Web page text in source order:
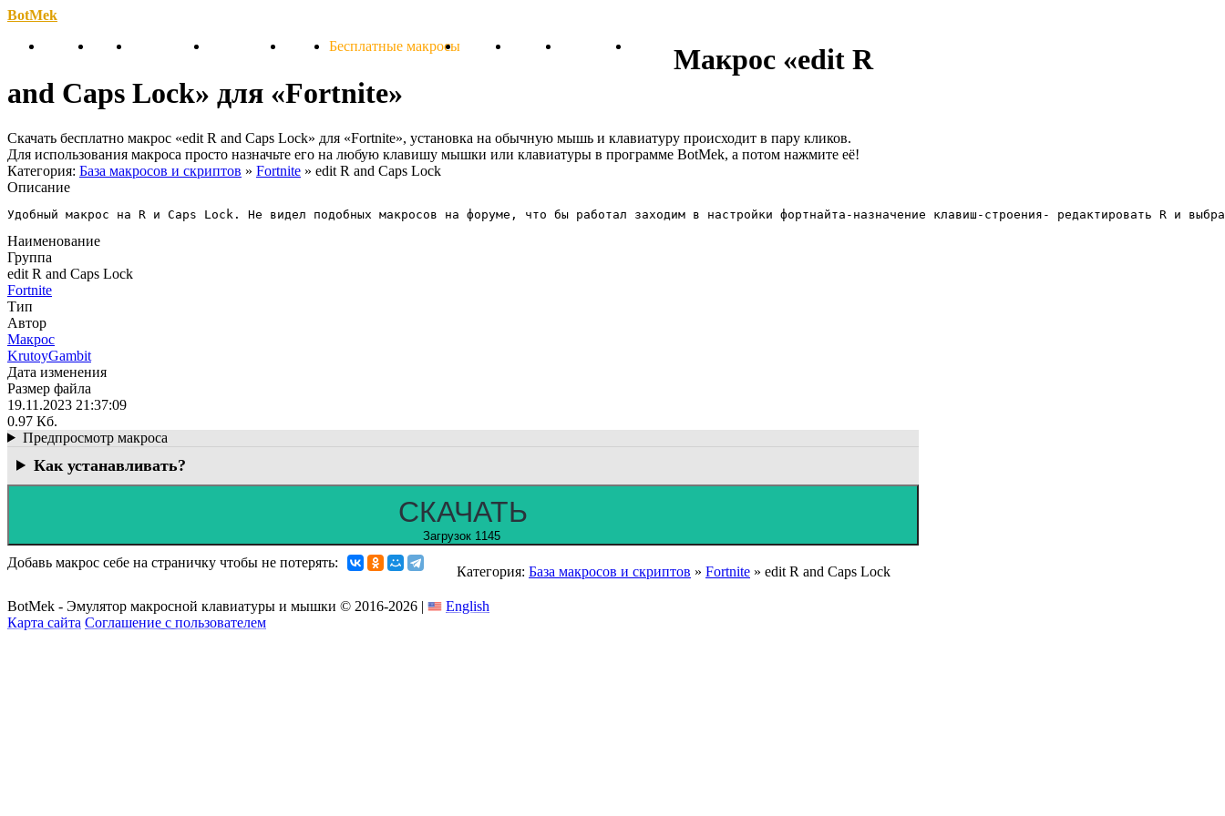
BotMek
Скачать
Обзор Обновления Инструкция Статьи Бесплатные макросы Тарифы Отзывы Поддержка
Макрос «edit R
and Caps Lock» для «Fortnite»
Скачать бесплатно макрос «edit R and Caps Lock» для «Fortnite», установка на обычную мышь и клавиатуру происходит в пару кликов.
Для использования макроса просто назначьте его на любую клавишу мышки или клавиатуры в программе BotMek, а потом нажмите её!
Категория: База макросов и скриптов » Fortnite » edit R and Caps Lock
Описание
Удобный макрос на R и Caps Lock. Не видел подобных макросов на форуме, что бы работал заходим в настройки фортнайта-назначение клавиш-строения- редактировать R и
Наименование
Группа
edit R and Caps Lock
Fortnite
Тип
Автор
Макрос
KrutoyGambit
Дата изменения
Размер файла
19.11.2023 21:37:09
0.97 Кб.
Предпросмотр макроса
Как устанавливать?
СКАЧАТЬ
Загрузок 1145
Добавь макрос себе на страничку чтобы не потерять:
Категория: База макросов и скриптов » Fortnite » edit R and Caps Lock
BotMek - Эмулятор макросной клавиатуры и мышки © 2016-2026 |
English
Карта сайта Соглашение с пользователем